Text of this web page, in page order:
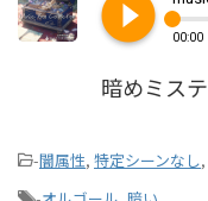
play_circle_filled 00:00
暗めミス
-闇属性, 特定シーンなし,